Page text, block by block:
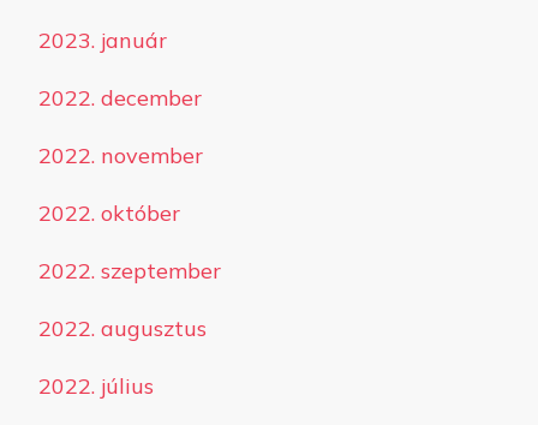
2023. január
2022. december
2022. november
2022. október
2022. szeptember
2022. augusztus
2022. július